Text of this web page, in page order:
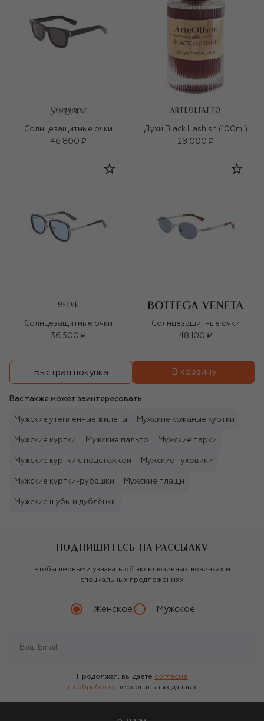
Солнцезащитные очки
46 800 ₽
ARTEOLFATTO
Духи Black Hashish (100ml)
28 000 ₽
9FIVE
Солнцезащитные очки
36 500 ₽
Солнцезащитные очки
48 100 ₽
Быстрая покупка В корзину
Вас также может заинтересовать
Мужские утеплённые жилеты Мужские кожаные куртки
Мужские куртки Мужские пальто Мужские парки
Мужские куртки с подстёжкой Мужские пуховики
Мужские куртки-рубашки Мужские плащи
Мужские шубы и дублёнки
ПОДПИШИТЕСЬ НА РАССЫЛКУ
Чтобы первыми узнавать об эксклюзивных новинках и
специальных предложениях
Женское Мужское
Продолжая, вы даете согласие
на обработку персональных данных